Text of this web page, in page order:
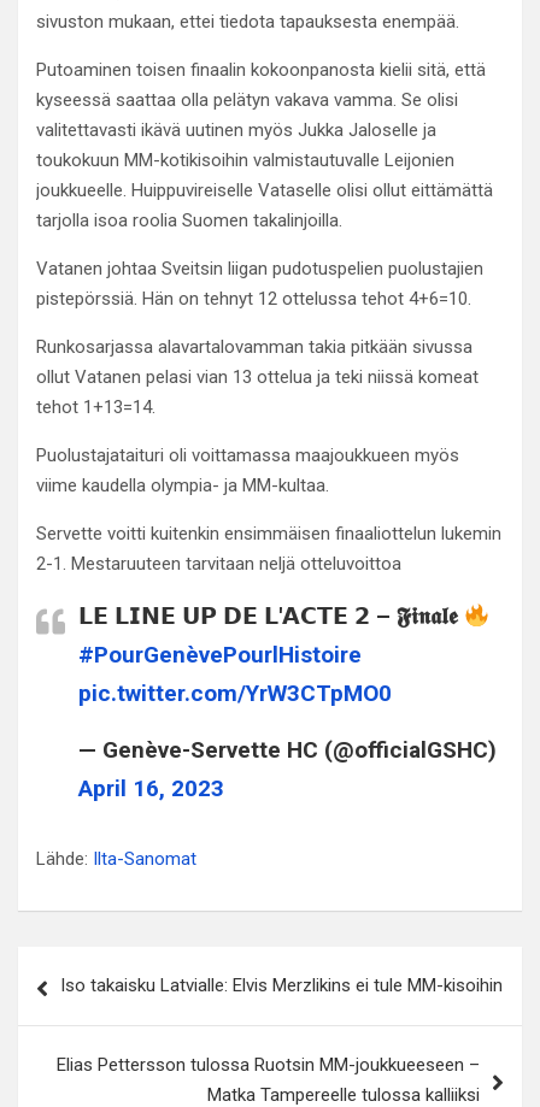
sivuston mukaan, ettei tiedota tapauksesta enempää.
Putoaminen toisen finaalin kokoonpanosta kielii sitä, että
kyseessä saattaa olla pelätyn vakava vamma. Se olisi
valitettavasti ikävä uutinen myös Jukka Jaloselle ja
toukokuun MM-kotikisoihin valmistautuvalle Leijonien
joukkueelle. Huippuvireiselle Vataselle olisi ollut eittämättä
tarjolla isoa roolia Suomen takalinjoilla.
Vatanen johtaa Sveitsin liigan pudotuspelien puolustajien
pistepörssiä. Hän on tehnyt 12 ottelussa tehot 4+6=10.
Runkosarjassa alavartalovamman takia pitkään sivussa
ollut Vatanen pelasi vian 13 ottelua ja teki niissä komeat
tehot 1+13=14.
Puolustajataituri oli voittamassa maajoukkueen myös
viime kaudella olympia- ja MM-kultaa.
Servette voitti kuitenkin ensimmäisen finaaliottelun lukemin
2-1. Mestaruuteen tarvitaan neljä otteluvoittoa
𝗟𝗘 𝗟𝗜𝗡𝗘 𝗨𝗣 𝗗𝗘 𝗟'𝗔𝗖𝗧𝗘 𝟮 – 𝕱𝖎𝖓𝖆𝖑𝖊
#PourGenèvePourlHistoire
pic.twitter.com/YrW3CTpMO0
— Genève-Servette HC (@officialGSHC)
April 16, 2023
Lähde: Ilta-Sanomat
selaus
Iso takaisku Latvialle: Elvis Merzlikins ei tule MM-kisoihin
Elias Pettersson tulossa Ruotsin MM-joukkueeseen –
Matka Tampereelle tulossa kalliiksi